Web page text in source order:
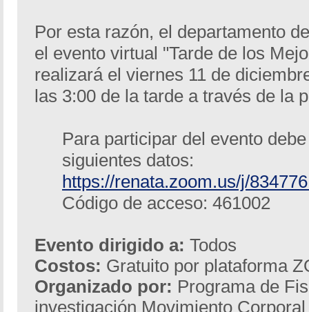
Por esta razón, el departamento
el evento virtual "Tarde de los
realizará el viernes 11 de
las 3:00 de la tarde a través de la
Para participar del evento
siguientes datos:
https://renata.zoom.us/j/
Código de acceso: 461002
Evento dirigido a: Todos
Costos: Gratuito por plataforma
Organizado por: Programa de
investigación Movimiento